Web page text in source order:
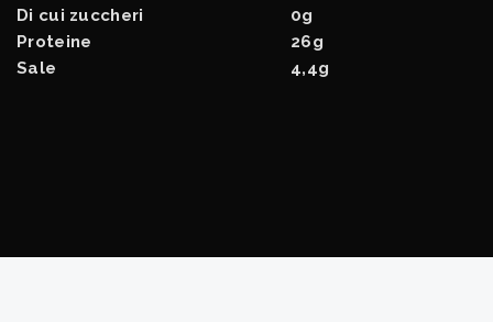
Di cui zuccheri
0g
Proteine
26g
Sale
4,4g